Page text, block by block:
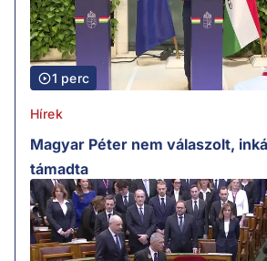
1 perc
Hírek
Magyar Péter nem válaszolt,
támadta